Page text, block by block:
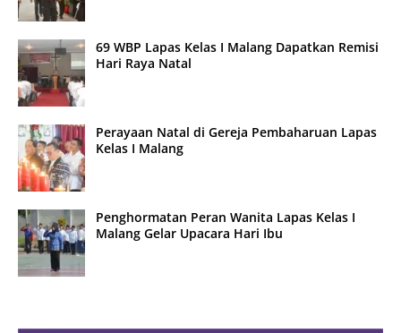
69 WBP Lapas Kelas I Malang Dapatkan Remisi
Hari Raya Natal
Perayaan Natal di Gereja Pembaharuan Lapas
Kelas I Malang
Penghormatan Peran Wanita Lapas Kelas I
Malang Gelar Upacara Hari Ibu